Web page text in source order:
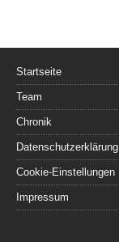
Startseite
Team
Chronik
Datenschutzerklärung
Cookie-Einstellungen
Impressum